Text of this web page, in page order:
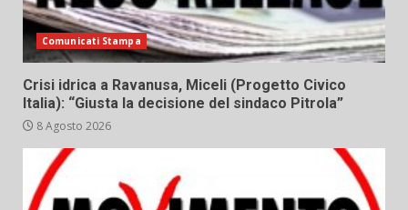
Comunicati Stampa
Crisi idrica a Ravanusa, Miceli (Progetto Civico
Italia): “Giusta la decisione del sindaco Pitrola”
8 Agosto 2026